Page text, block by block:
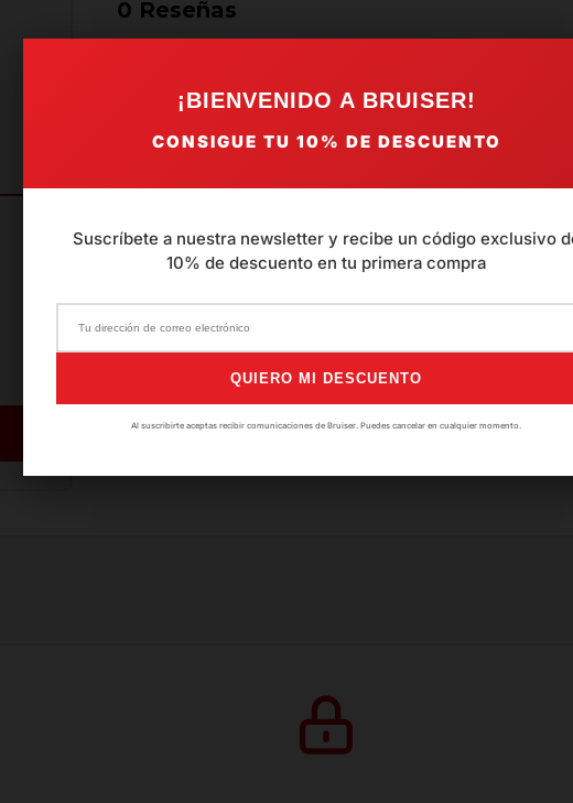
¡BIENVENIDO A BRUISER!
CONSIGUE TU 10% DE DESCUENTO
Suscríbete a nuestra newsletter y recibe un código exclusivo
10% de descuento en tu primera compra
QUIERO MI DESCUENTO
Al suscribirte aceptas recibir comunicaciones de Bruiser. Puedes cancelar en cualquier momento.
0 Reseñas